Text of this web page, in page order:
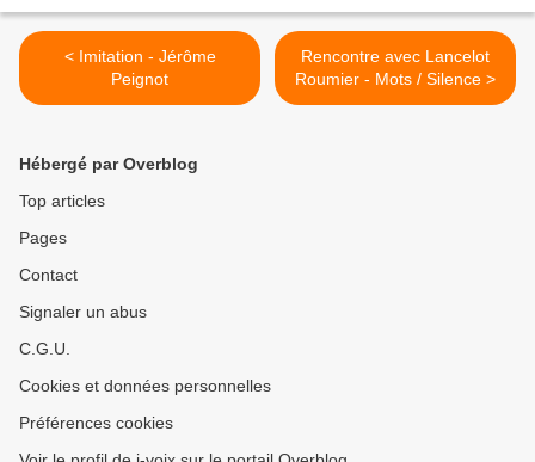
< Imitation - Jérôme
Peignot
Rencontre avec Lancelot
Roumier - Mots / Silence >
Hébergé par Overblog
Top articles
Pages
Contact
Signaler un abus
C.G.U.
Cookies et données personnelles
Préférences cookies